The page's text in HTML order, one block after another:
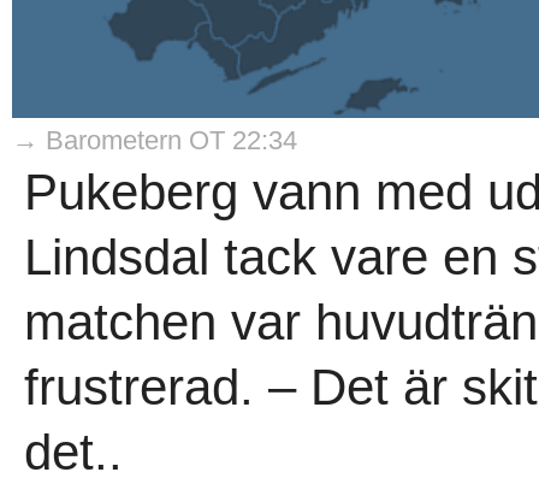
→ Barometern OT 22:34
Pukeberg vann med
Lindsdal tack vare en
matchen var
frustrerad. – Det är
det..